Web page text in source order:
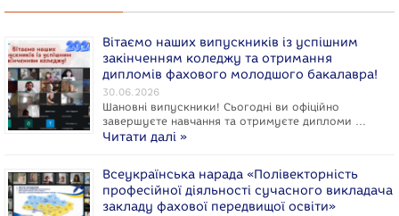
Вітаємо наших випускників із успішним
закінченням коледжу та отримання
дипломів фахового молодшого бакалавра!
30.06.2026
Шановні випускники! Сьогодні ви офіційно
завершуєте навчання та отримуєте дипломи …
Читати далі »
Всеукраїнська нарада «Полівекторність
професійної діяльності сучасного викладача
закладу фахової передвищої освіти»